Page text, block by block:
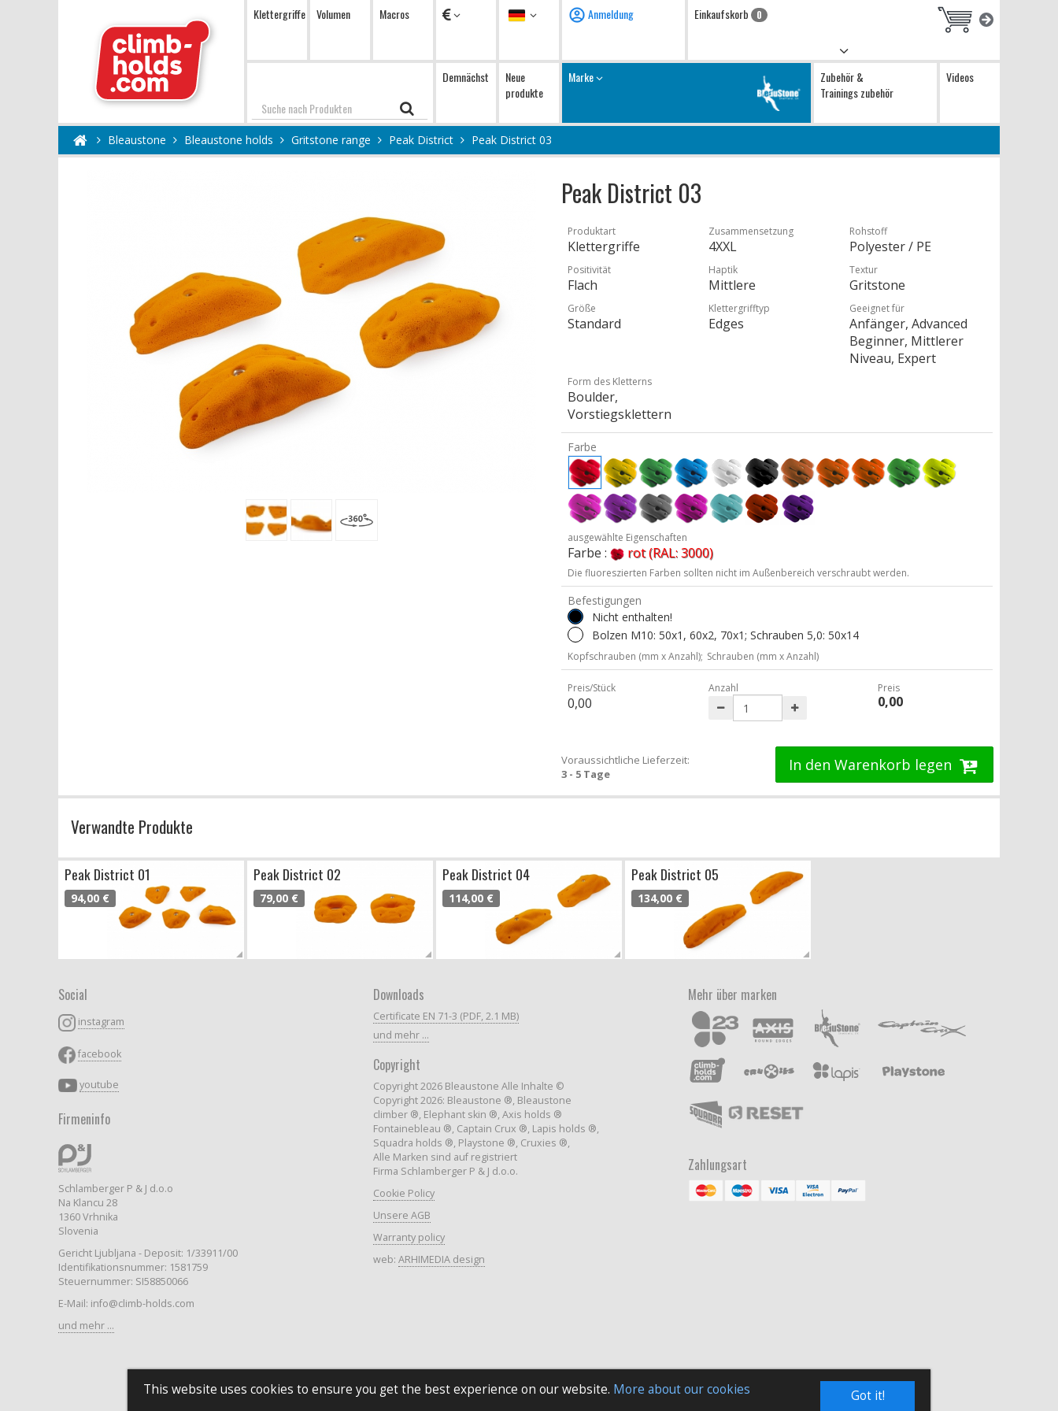
Got it!
This website uses cookies to ensure you get the best experience on our website. More about our cookies
Klettergriffe Volumen Macros Währung Sprache Anmeldung Einkaufskorb 0
Suchen
Demnächst
Neue
produkte
Marke
Zubehör &
Trainings zubehör
Videos
Bleaustone Bleaustone holds Gritstone range Peak District Peak District 03
Peak District 03
Produktart
Klettergriffe
Zusammensetzung
4XXL
Rohstoff
Polyester / PE
Positivität
Flach
Haptik
Mittlere
Textur
Gritstone
Größe
Standard
Klettergrifftyp
Edges
Geeignet für
Anfänger, Advanced
Beginner, Mittlerer
Niveau, Expert
Form des Kletterns
Boulder,
Vorstiegsklettern
Farbe
ausgewählte Eigenschaften
Farbe : rot (RAL: 3000)
Die fluoreszierten Farben sollten nicht im Außenbereich verschraubt werden.
Befestigungen
Nicht enthalten!
Bolzen M10: 50x1, 60x2, 70x1; Schrauben 5,0: 50x14
Kopfschrauben (mm x Anzahl); Schrauben (mm x Anzahl)
Preis/Stück
0,00
Anzahl Preis
0,00
Voraussichtliche Lieferzeit:
3 - 5 Tage
In den Warenkorb legen
Verwandte Produkte
Peak District 01
94,00 €
Peak District 02
79,00 €
Peak District 04
114,00 €
Peak District 05
134,00 €
Social
instagram
facebook
youtube
Firmeninfo
Schlamberger P & J d.o.o
Na Klancu 28
1360 Vrhnika
Slovenia
Gericht Ljubljana - Deposit: 1/33911/00
Identifikationsnummer: 1581759
Steuernummer: SI58850066
E-Mail: info@climb-holds.com
und mehr ...
Downloads
Certificate EN 71-3 (PDF, 2.1 MB)
und mehr ...
Copyright
Copyright 2026 Bleaustone Alle Inhalte ©
Copyright 2026: Bleaustone ®, Bleaustone
climber ®, Elephant skin ®, Axis holds ®
Fontainebleau ®, Captain Crux ®, Lapis holds ®,
Squadra holds ®, Playstone ®, Cruxies ®,
Alle Marken sind auf registriert
Firma Schlamberger P & J d.o.o.
Cookie Policy
Unsere AGB
Warranty policy
web: ARHIMEDIA design
Mehr über marken
Zahlungsart